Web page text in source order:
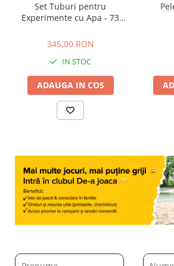
Set Tuburi pentru
Experimente cu Apa - 73
3+ Ani
345,00 RON
IN STOC
ADAUGA IN COS